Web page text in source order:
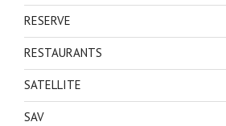
RESERVE
RESTAURANTS
SATELLITE
SAV